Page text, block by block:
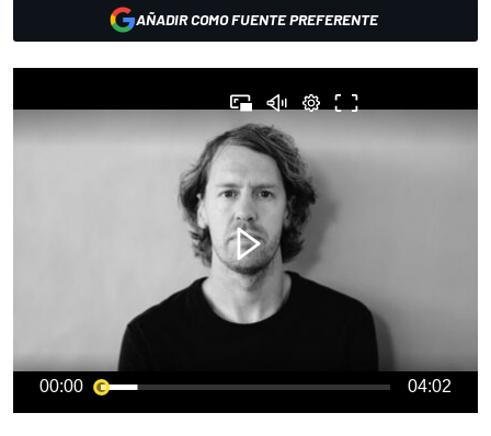
AÑADIR COMO FUENTE PREFERENTE
00:00 04:02